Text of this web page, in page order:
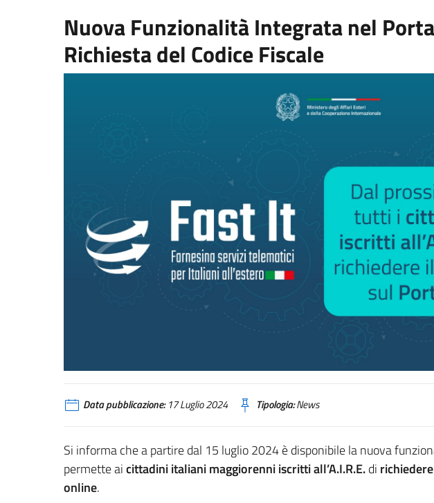
Nuova Funzionalità Integrata nel
Richiesta del Codice Fiscale
Data pubblicazione:17 Luglio 2024 Tipologia:News
Si informa che a partire dal 15 luglio 2024 è disponibile la nuova
permette aicittadini italiani maggiorenni iscritti all’A.I.R.E.di
online.